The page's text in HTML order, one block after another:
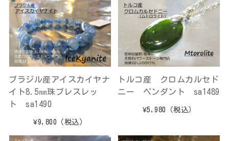
ブラジル産アイスカイヤナ
イト8.5㎜珠ブレスレッ
ト sa1490
¥9,800 （税込）
トルコ産 クロムカルセド
ニー ペンダント sa1489
¥5,980 （税込）